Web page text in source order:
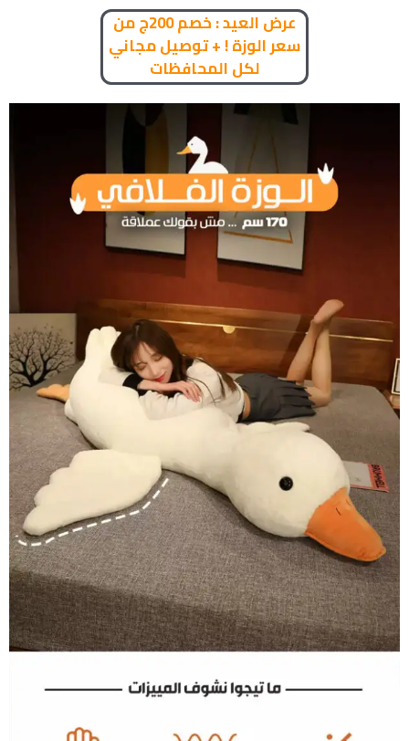
عرض العيد : خصم 200ج من
سعر الوزة ! + توصيل مجاني
لكل المحافظات